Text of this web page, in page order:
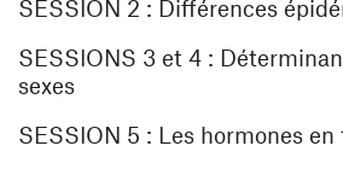
SESSION 2 : Différences
SESSIONS 3 et 4 :
sexes
SESSION 5 : Les hormones